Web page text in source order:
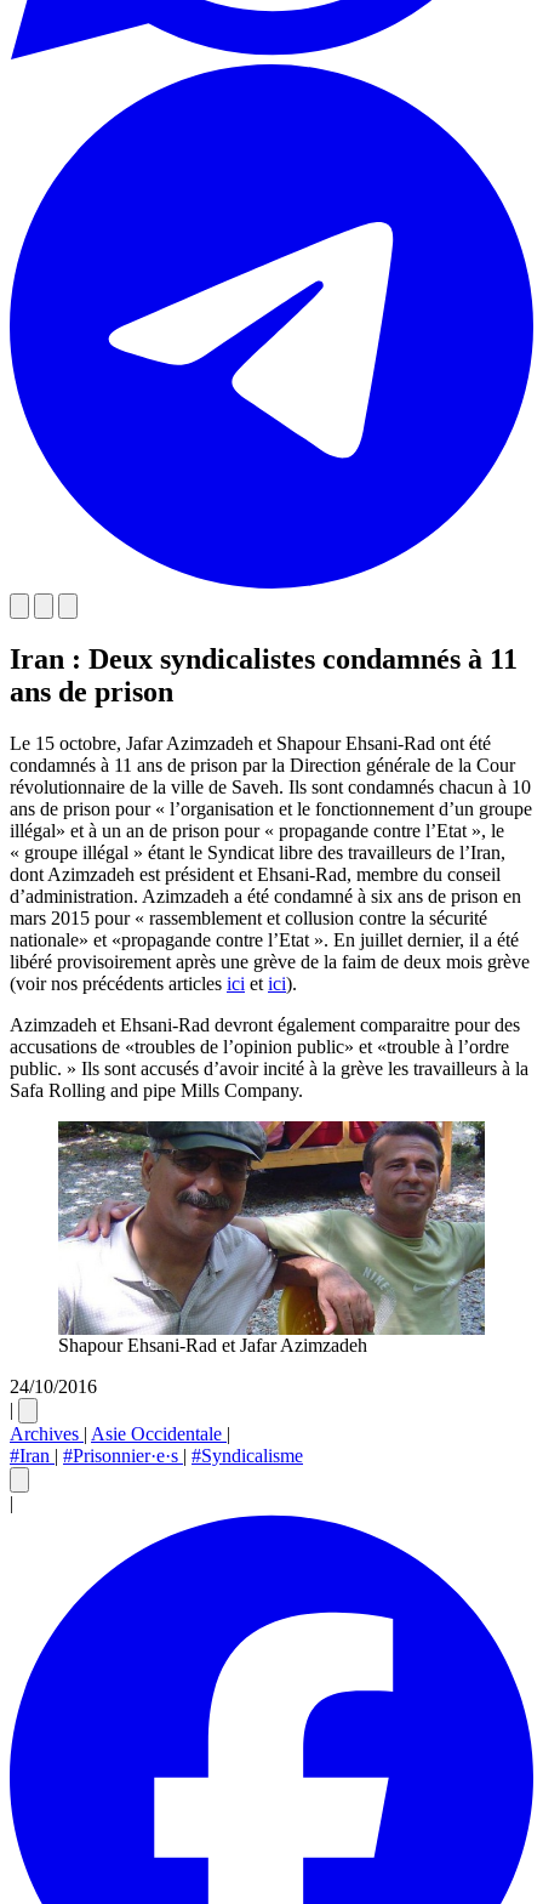
Iran : Deux syndicalistes condamnés à 11
ans de prison
Le 15 octobre, Jafar Azimzadeh et Shapour Ehsani-Rad ont été
condamnés à 11 ans de prison par la Direction générale de la Cour
révolutionnaire de la ville de Saveh. Ils sont condamnés chacun à 10
ans de prison pour « l’organisation et le fonctionnement d’un groupe
illégal» et à un an de prison pour « propagande contre l’Etat », le
« groupe illégal » étant le Syndicat libre des travailleurs de l’Iran,
dont Azimzadeh est président et Ehsani-Rad, membre du conseil
d’administration. Azimzadeh a été condamné à six ans de prison en
mars 2015 pour « rassemblement et collusion contre la sécurité
nationale» et «propagande contre l’Etat ». En juillet dernier, il a été
libéré provisoirement après une grève de la faim de deux mois grève
(voir nos précédents articles ici et ici).
Azimzadeh et Ehsani-Rad devront également comparaitre pour des
accusations de «troubles de l’opinion public» et «trouble à l’ordre
public. » Ils sont accusés d’avoir incité à la grève les travailleurs à la
Safa Rolling and pipe Mills Company.
Shapour Ehsani-Rad et Jafar Azimzadeh
24/10/2016
|
Archives | Asie Occidentale |
#Iran | #Prisonnier·e·s | #Syndicalisme
|